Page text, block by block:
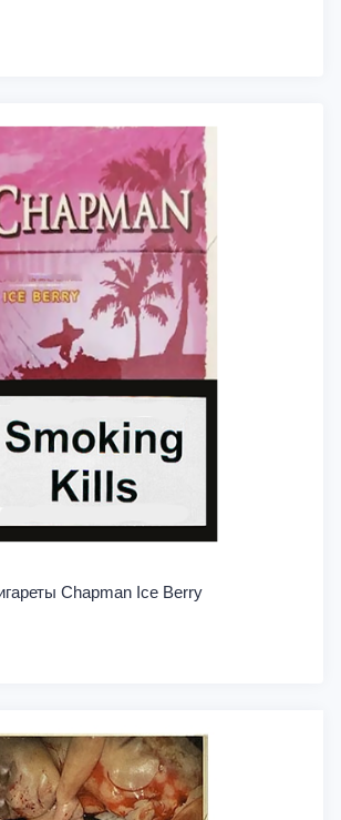
Chapman Ice Berry